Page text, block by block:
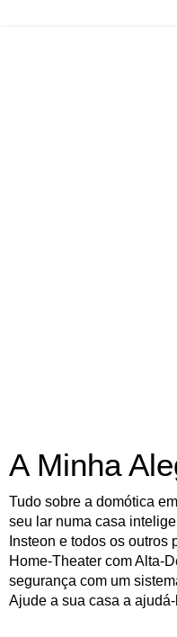
A Minha
Tudo sobre a domótica
seu lar numa casa
Insteon e todos os outros
Home-Theater com Alta-
segurança com um
Ajude a sua casa a